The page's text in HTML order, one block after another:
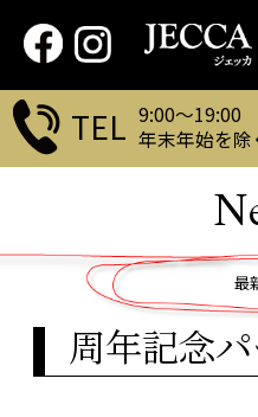
TEL 9:00～19:00
年末年始を除
最
周年記念パ